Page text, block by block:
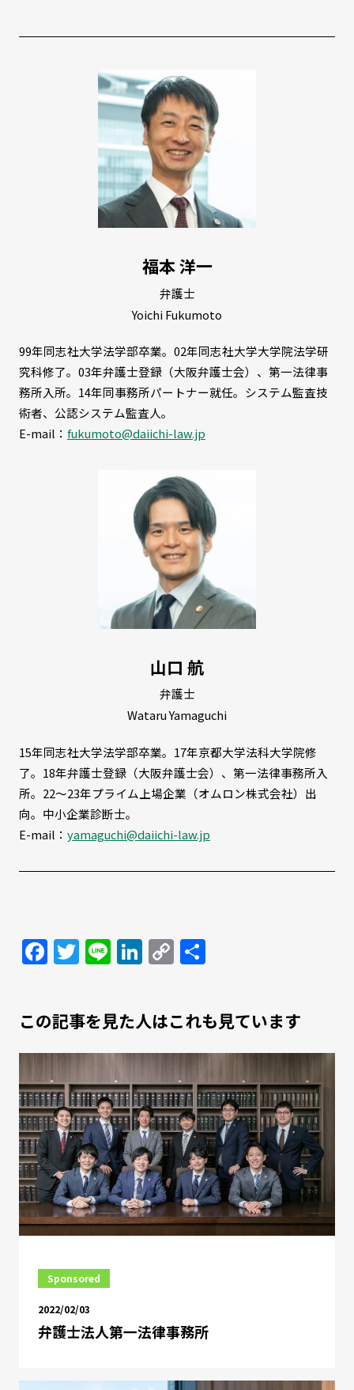
福本 洋一
弁護士
Yoichi Fukumoto
99年同志社大学法学部卒業。02年同志社大学大学院法学研
究科修了。03年弁護士登録（大阪弁護士会）、第一法律事
務所入所。14年同事務所パートナー就任。システム監査技
術者、公認システム監査人。
E-mail： fukumoto@daiichi-law.jp
山口 航
弁護士
Wataru Yamaguchi
15年同志社大学法学部卒業。17年京都大学法科大学院修
了。18年弁護士登録（大阪弁護士会）、第一法律事務所入
所。22～23年プライム上場企業（オムロン株式会社）出
向。中小企業診断士。
E-mail： yamaguchi@daiichi-law.jp
Facebook
Twitter
LineLinkedIn
Copy
Link
共
この記事を見た人はこれも見ています
Sponsored
2022/02/03
弁護士法人第一法律事務所